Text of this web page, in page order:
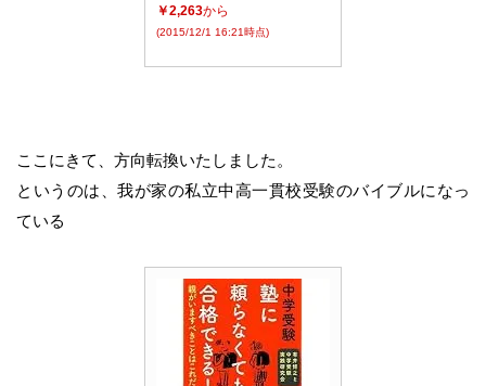
￥2,263から
(2015/12/1 16:21時点)
ここにきて、方向転換いたしました。
というのは、我が家の私立中高一貫校受験のバイブルになっ
ている